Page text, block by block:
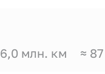
6,0 млн. км ≈